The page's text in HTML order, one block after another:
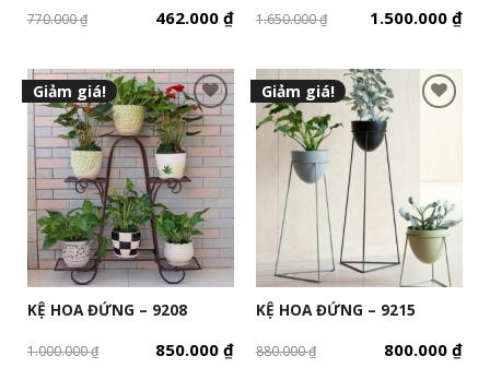
770.000₫ 462.000₫ 1.650.000₫ 1.500.000₫
Giảm giá!
KỆ HOA ĐỨNG – 9208
1.000.000₫ 850.000₫
Giảm giá!
KỆ HOA ĐỨNG – 9215
880.000₫ 800.000₫